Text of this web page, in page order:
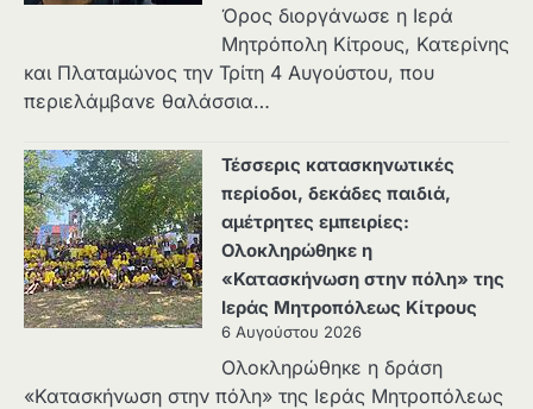
Όρος διοργάνωσε η Ιερά
Μητρόπολη Κίτρους, Κατερίνης
και Πλαταμώνος την Τρίτη 4 Αυγούστου, που
περιελάμβανε θαλάσσια…
Τέσσερις κατασκηνωτικές
περίοδοι, δεκάδες παιδιά,
αμέτρητες εμπειρίες:
Ολοκληρώθηκε η
«Κατασκήνωση στην πόλη» της
Ιεράς Μητροπόλεως Κίτρους
6 Αυγούστου 2026
Ολοκληρώθηκε η δράση
«Κατασκήνωση στην πόλη» της Ιεράς Μητροπόλεως